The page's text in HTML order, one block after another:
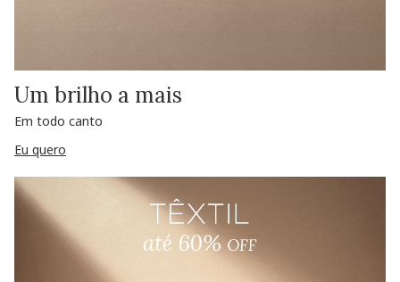
Um brilho a mais
Em todo canto
Eu quero